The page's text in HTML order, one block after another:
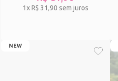
1xR$ 31,90 sem juros
NEW